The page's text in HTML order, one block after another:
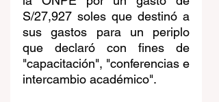
S/27,927 soles que destinó a
sus gastos para un periplo
que declaró con fines de
"capacitación", "conferencias e
intercambio académico".